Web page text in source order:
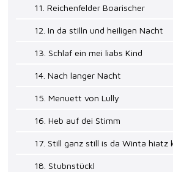
11. Reichenfelder Boarischer
12. In da stilln und heiligen Nacht
13. Schlaf ein mei liabs Kind
14. Nach langer Nacht
15. Menuett von Lully
16. Heb auf dei Stimm
17. Still ganz still is da Winta hiatz
18. Stubnstückl